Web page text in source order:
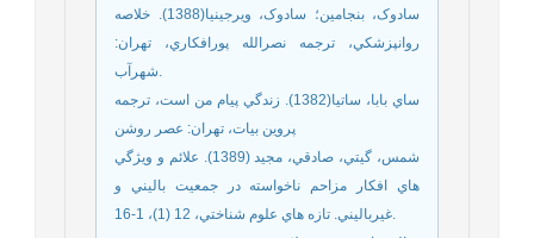
سادوک، بنجامين؛ سادوک، ويرجينيا(1388). خلاصه
روانپزشکي، ترجمه نصرالله پورافکاري، تهران:
شهرآب.
ساي بابا، ساتيا(1382). زندگي پيام من است، ترجمه
پروين بيات، تهران: عصر روشن
شمس، گيتي، صادقي، مجيد (1389). علائم و ويژگي
هاي افکار مزاحم ناخواسته در جمعيت باليني و
غيرباليني. تازه هاي علوم شناختي، 12 (1)، 1-16.